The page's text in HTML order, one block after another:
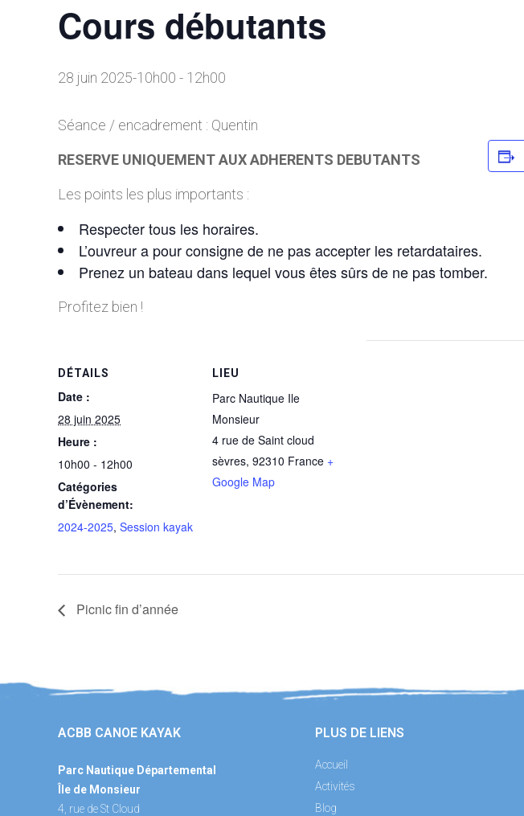
Cours débutants
28 juin 2025-10h00 - 12h00
Séance / encadrement : Quentin
RESERVE UNIQUEMENT AUX ADHERENTS DEBUTANTS
Les points les plus importants :
Respecter tous les horaires.
L’ouvreur a pour consigne de ne pas accepter les retardataires.
Prenez un bateau dans lequel vous êtes sûrs de ne pas tomber.
Profitez bien !
DÉTAILS
Date :
28 juin 2025
Heure :
10h00 - 12h00
Catégories
d’Évènement:
2024-2025, Session kayak
LIEU
Parc Nautique Ile
Monsieur
4 rue de Saint cloud
sèvres, 92310 France +
Google Map
Picnic fin d’année
ACBB CANOE KAYAK
Parc Nautique Départemental
Île de Monsieur
4, rue de St Cloud
PLUS DE LIENS
Accueil
Activités
Blog